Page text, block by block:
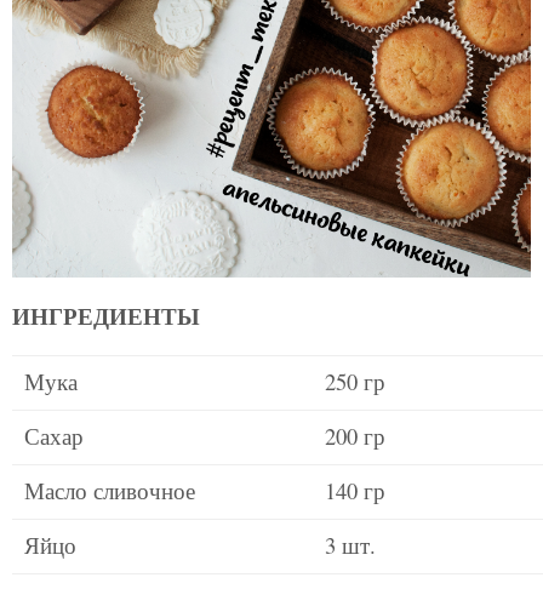
ИНГРЕДИЕНТЫ
Мука
250 гр
Сахар
200 гр
Масло сливочное
140 гр
Яйцо
3 шт.